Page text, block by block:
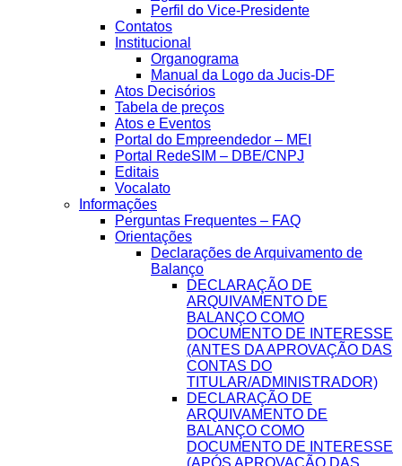
Perfil do Vice-Presidente
Contatos
Institucional
Organograma
Manual da Logo da Jucis-DF
Atos Decisórios
Tabela de preços
Atos e Eventos
Portal do Empreendedor – MEI
Portal RedeSIM – DBE/CNPJ
Editais
Vocalato
Informações
Perguntas Frequentes – FAQ
Orientações
Declarações de Arquivamento de
Balanço
DECLARAÇÃO DE
ARQUIVAMENTO DE
BALANÇO COMO
DOCUMENTO DE INTERESSE
(ANTES DA APROVAÇÃO DAS
CONTAS DO
TITULAR/ADMINISTRADOR)
DECLARAÇÃO DE
ARQUIVAMENTO DE
BALANÇO COMO
DOCUMENTO DE INTERESSE
(APÓS APROVAÇÃO DAS